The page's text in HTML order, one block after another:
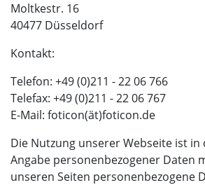
Moltkestr. 16
40477 Düsseldorf
Kontakt:
Telefon: +49 (0)211 - 22 06 766
Telefax: +49 (0)211 - 22 06 767
E-Mail: foticon(ät)foticon.de
Die Nutzung unserer Webseite ist in
Angabe personenbezogener Daten
unseren Seiten personenbezogene